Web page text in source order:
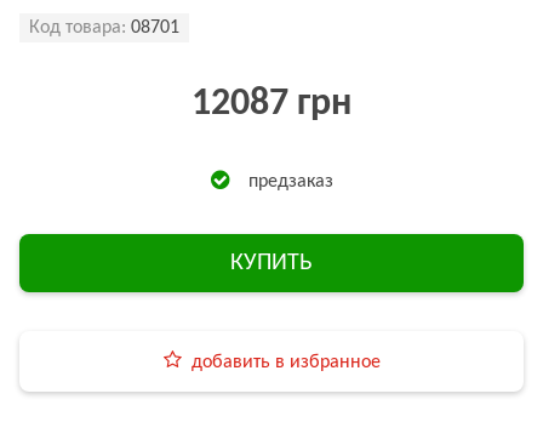
Код товара: 08701
12087 грн
предзаказ
КУПИТЬ
добавить в избранное